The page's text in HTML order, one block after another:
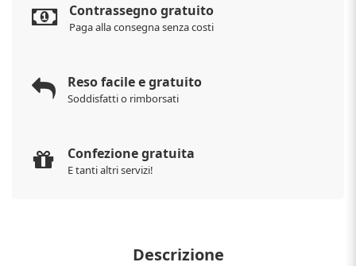
Contrassegno gratuito
Paga alla consegna senza costi
Reso facile e gratuito
Soddisfatti o rimborsati
Confezione gratuita
E tanti altri servizi!
Descrizione